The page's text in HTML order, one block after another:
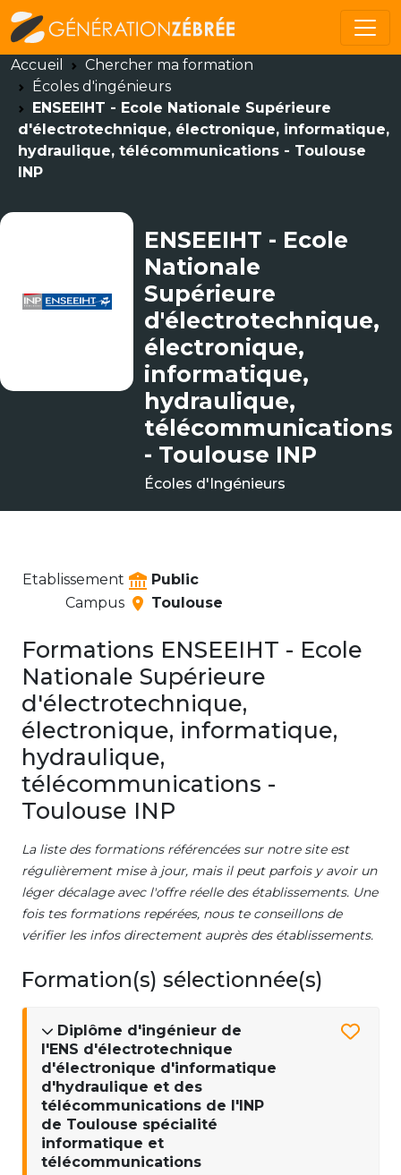
Accueil
Chercher ma formation
Écoles d'ingénieurs
ENSEEIHT - Ecole Nationale Supérieure
d'électrotechnique, électronique, informatique,
hydraulique, télécommunications - Toulouse
INP
ENSEEIHT - Ecole
Nationale
Supérieure
d'électrotechnique,
électronique,
informatique,
hydraulique,
télécommunications
- Toulouse INP
Écoles d'Ingénieurs
Etablissement
Public
Campus
Toulouse
Formations ENSEEIHT - Ecole
Nationale Supérieure
d'électrotechnique,
électronique, informatique,
hydraulique,
télécommunications -
Toulouse INP
La liste des formations référencées sur notre site est
régulièrement mise à jour, mais il peut parfois y avoir un
léger décalage avec l'offre réelle des établissements. Une
fois tes formations repérées, nous te conseillons de
vérifier les infos directement auprès des établissements.
Formation(s) sélectionnée(s)
Diplôme d'ingénieur de
l'ENS d'électrotechnique
d'électronique d'informatique
d'hydraulique et des
télécommunications de l'INP
de Toulouse spécialité
informatique et
télécommunications